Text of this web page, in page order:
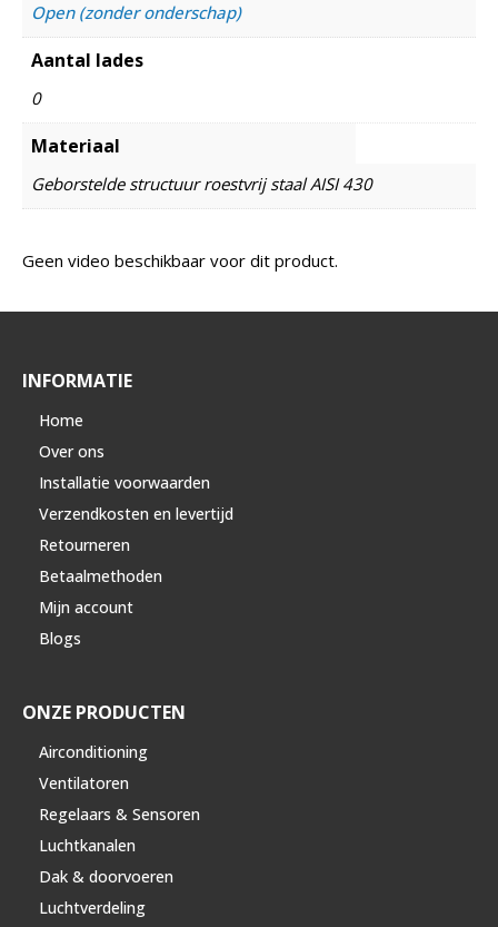
Open (zonder onderschap)
Aantal lades
0
Materiaal
Geborstelde structuur roestvrij staal AISI 430
Geen video beschikbaar voor dit product.
INFORMATIE
Home
Over ons
Installatie voorwaarden
Verzendkosten en levertijd
Retourneren
Betaalmethoden
Mijn account
Blogs
ONZE PRODUCTEN
Airconditioning
Ventilatoren
Regelaars & Sensoren
Luchtkanalen
Dak & doorvoeren
Luchtverdeling